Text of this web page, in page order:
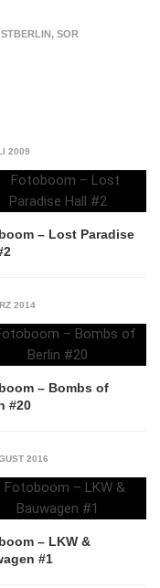
, SOR
2009
– Lost Paradise
2014
– Bombs of
#20
2016
– LKW &
#1